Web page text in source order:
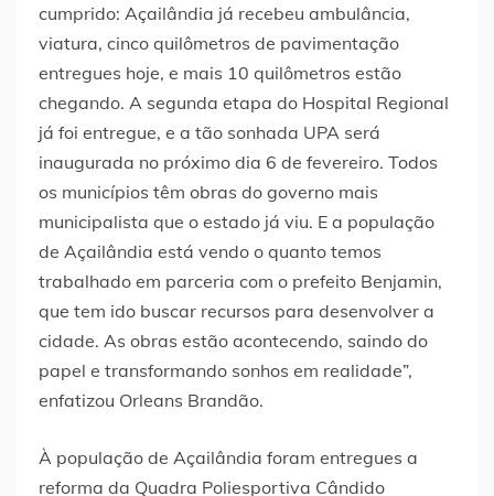
cumprido: Açailândia já recebeu ambulância,
viatura, cinco quilômetros de pavimentação
entregues hoje, e mais 10 quilômetros estão
chegando. A segunda etapa do Hospital Regional
já foi entregue, e a tão sonhada UPA será
inaugurada no próximo dia 6 de fevereiro. Todos
os municípios têm obras do governo mais
municipalista que o estado já viu. E a população
de Açailândia está vendo o quanto temos
trabalhado em parceria com o prefeito Benjamin,
que tem ido buscar recursos para desenvolver a
cidade. As obras estão acontecendo, saindo do
papel e transformando sonhos em realidade”,
enfatizou Orleans Brandão.
À população de Açailândia foram entregues a
reforma da Quadra Poliesportiva Cândido